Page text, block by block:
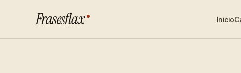
Frasesflax Inicio